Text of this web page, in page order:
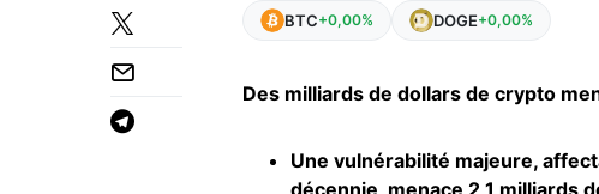
BTC+0,00% DOGE+0,00%
Des milliards de dollars de crypto
Une vulnérabilité majeure,
décennie, menace 2,1 milliards